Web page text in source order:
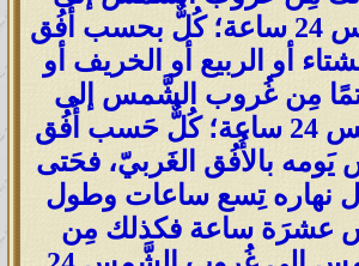
غُروب الشَّمس 24 ساعة؛ كُلٌّ بحسب أُفُق
أو الربيع أو الخريف أو
مِن غُروب الشَّمس إلى
غُروب الشَّمس 24 ساعة؛ كُلٌّ حَسب أُفُق
بالأُفُق الغَربيّ، فحَتى
نهاره تِسع ساعات وطول
عشرَة ساعة فكذلك مِن